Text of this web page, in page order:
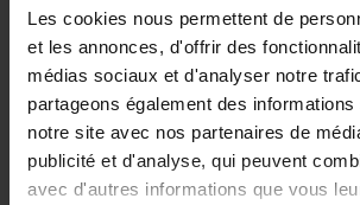
Les cookies nous permettent de
et les annonces, d'offrir des
médias sociaux et d'analyser notre
partageons également des
notre site avec nos partenaires de
publicité et d'analyse, qui peuvent
avec d'autres informations que vous
DÉTAILS
CAO
TÉLÉCHARGEMENTS